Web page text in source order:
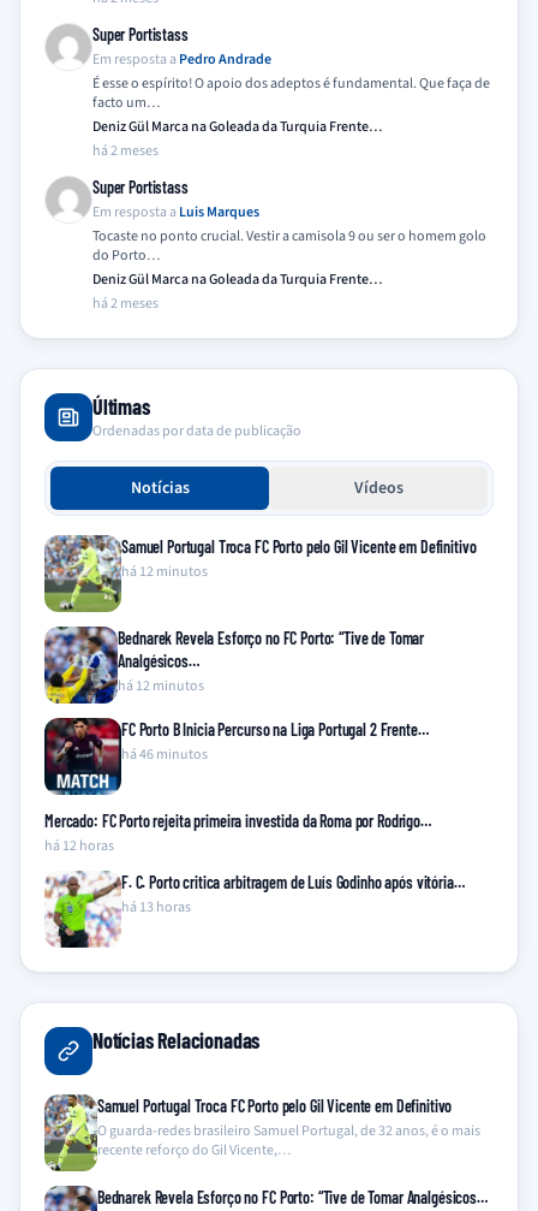
Super Portistass
Em resposta a Pedro Andrade
É esse o espírito! O apoio dos adeptos é fundamental. Que faça de
facto um…
Deniz Gül Marca na Goleada da Turquia Frente…
há 2 meses
Super Portistass
Em resposta a Luis Marques
Tocaste no ponto crucial. Vestir a camisola 9 ou ser o homem golo
do Porto…
Deniz Gül Marca na Goleada da Turquia Frente…
há 2 meses
Últimas
Ordenadas por data de publicação
Notícias Vídeos
Samuel Portugal Troca FC Porto pelo Gil Vicente em Definitivo
há 12 minutos
Bednarek Revela Esforço no FC Porto: “Tive de Tomar
Analgésicos…
há 12 minutos
FC Porto B Inicia Percurso na Liga Portugal 2 Frente…
há 46 minutos
Mercado: FC Porto rejeita primeira investida da Roma por Rodrigo…
há 12 horas
F. C. Porto critica arbitragem de Luís Godinho após vitória…
há 13 horas
Notícias Relacionadas
Samuel Portugal Troca FC Porto pelo Gil Vicente em Definitivo
O guarda-redes brasileiro Samuel Portugal, de 32 anos, é o mais
recente reforço do Gil Vicente,…
Bednarek Revela Esforço no FC Porto: “Tive de Tomar Analgésicos…